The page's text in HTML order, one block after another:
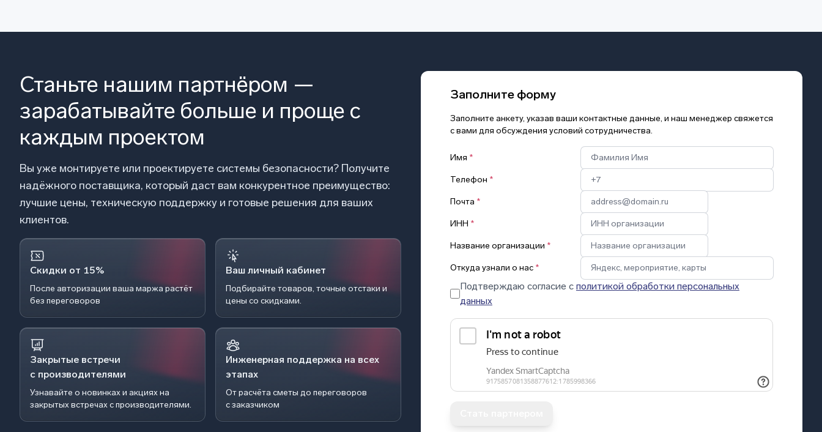
Станьте нашим партнёром —
зарабатывайте больше и проще с
каждым проектом
Вы уже монтируете или проектируете системы безопасности? Получите
надёжного поставщика, который даст вам конкурентное преимущество:
лучшие цены, техническую поддержку и готовые решения для ваших
клиентов.
Скидки от 15%
После авторизации ваша маржа растёт
без переговоров
Ваш личный кабинет
Подбирайте товаров, точные отстаки и
цены со скидками.
Закрытые встречи
с производителями
Узнавайте о новинках и акциях на
закрытых встречах с производителями.
Инженерная поддержка на всех
этапах
От расчёта сметы до переговоров
с заказчиком
Заполните форму
Заполните анкету, указав ваши контактные данные, и наш менеджер свяжется
с вами для обсуждения условий сотрудничества.
Имя *
Телефон *
Почта *
ИНН *
Название организации *
Откуда узнали о нас *
Подтверждаю согласие с политикой обработки персональных
данных